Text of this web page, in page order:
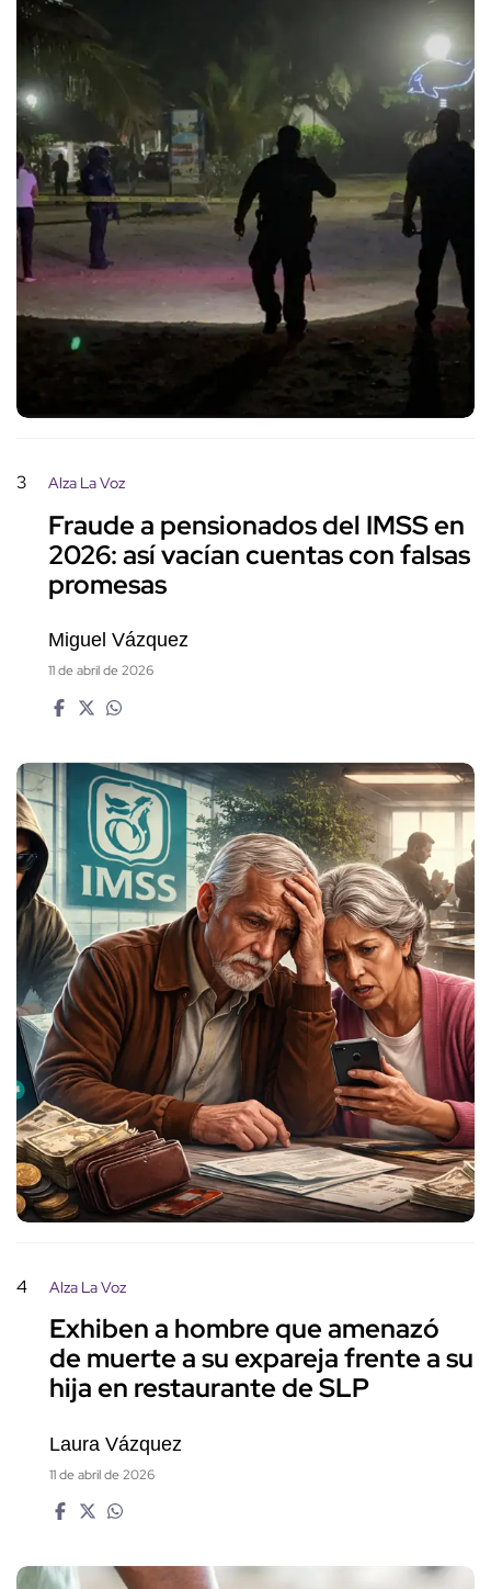
3 Alza La Voz
Fraude a pensionados del IMSS en
2026: así vacían cuentas con falsas
promesas
Miguel Vázquez
11 de abril de 2026
4 Alza La Voz
Exhiben a hombre que amenazó
de muerte a su expareja frente a su
hija en restaurante de SLP
Laura Vázquez
11 de abril de 2026